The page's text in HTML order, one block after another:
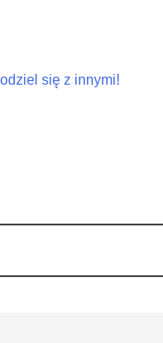
się z innymi!